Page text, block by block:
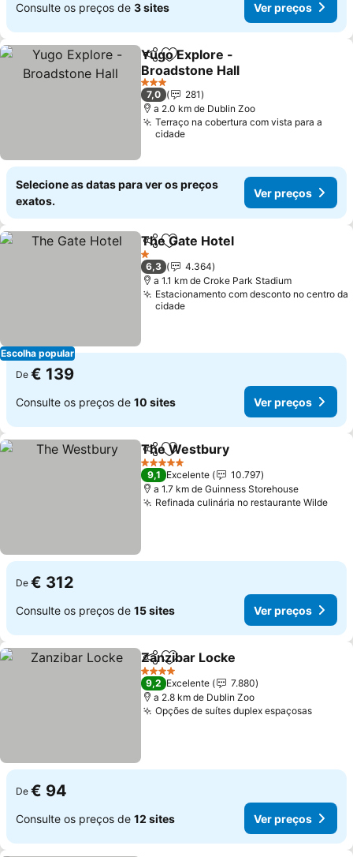
Consulte os preços de 3 sites Ver preços
PartilharAdicionar aos favoritos
Yugo Explore -
Broadstone Hall
3 Estrelas
7,0
281
a 2.0 km de Dublin Zoo
Terraço na cobertura com vista para a
cidade
Selecione as datas para ver os preços
exatos.
Ver preços
Escolha popular
PartilharAdicionar aos favoritos
The Gate Hotel
1 Estrelas
6,3
4.364
a 1.1 km de Croke Park Stadium
Estacionamento com desconto no centro da
cidade
De € 139
Consulte os preços de 10 sites Ver preços
PartilharAdicionar aos favoritos
The Westbury
5 Estrelas
9,1 Excelente
10.797
a 1.7 km de Guinness Storehouse
Refinada culinária no restaurante Wilde
De € 312
Consulte os preços de 15 sites Ver preços
PartilharAdicionar aos favoritos
Zanzibar Locke
4 Estrelas
9,2 Excelente
7.880
a 2.8 km de Dublin Zoo
Opções de suítes duplex espaçosas
De € 94
Consulte os preços de 12 sites Ver preços